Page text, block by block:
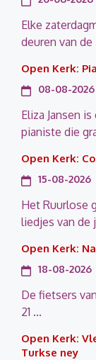
Elke
deuren van de
Open Kerk:
08-08-2026
Eliza Jansen
pianiste die
Open Kerk:
15-08-2026
Het Ruurlose
liedjes van de
Open Kerk:
18-08-2026
De fietsers
21 ...
Open Kerk:
Turkse ney